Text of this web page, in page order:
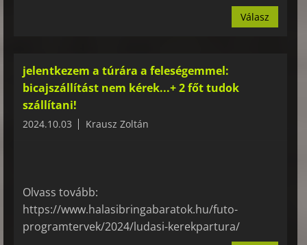
Válasz
jelentkezem a túrára a feleségemmel:
bicajszállítást nem kérek...+ 2 főt tudok
szállítani!
2024.10.03 Krausz Zoltán
Olvass tovább:
https://www.halasibringabaratok.hu/futo-
programtervek/2024/ludasi-kerekpartura/